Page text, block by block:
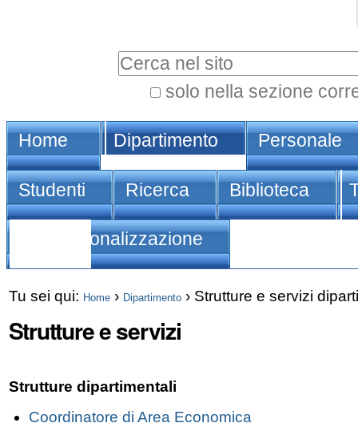
Spostati
sulla
navigazione
solo nella sezione
avanzata…
Sezioni
Home Dipartimento Personale
Studenti Ricerca Biblioteca
Internazionalizzazione
Tu sei qui: Home › Dipartimento › Strutture e servizi
Strutture e servizi
Strutture dipartimentali
Coordinatore di Area Economica